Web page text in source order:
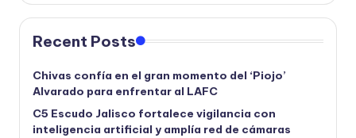
Recent Posts
Chivas confía en el gran momento del ‘Piojo’
Alvarado para enfrentar al LAFC
C5 Escudo Jalisco fortalece vigilancia con
inteligencia artificial y amplía red de cámaras